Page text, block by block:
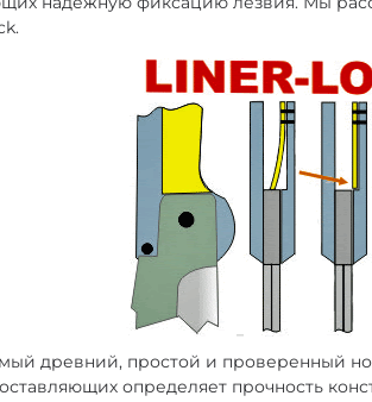
древний, простой и проверенный
определяет прочность